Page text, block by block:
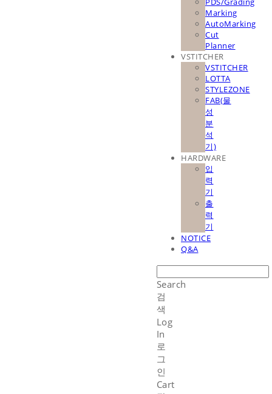
Marking
AutoMarking
Cut
Planner
VSTITCHER
VSTITCHER
LOTTA
STYLEZONE
FAB(물
성
분
석
기)
HARDWARE
입
력
기
출
력
기
NOTICE
Q&A
Search
검
색
Log
In
로
그
인
Cart